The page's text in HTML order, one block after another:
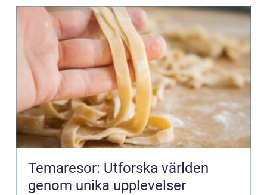
Temaresor: Utforska världen
genom unika upplevelser